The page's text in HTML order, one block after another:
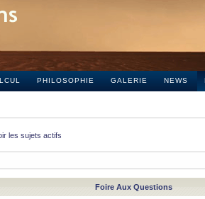
PHILOSOPHIE GALERIE NEWS
les sujets actifs
Foire Aux Questions